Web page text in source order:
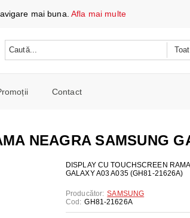
ȘI ÎNCĂRCARE
TELEFOANE ȘI TABLETE
ȘI CAFETIERE
spalat si Uscatoare
Contact
NEAGRA SAMSUNG
DISPLAY CU TOUCHSCREEN
GALAXY A03 A035 (GH81-21626A)
Producător: SAMSUNG
Cod: GH81-21626A
mai buna.Afla mai multe